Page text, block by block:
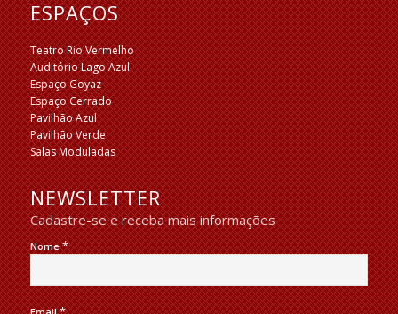
ESPAÇOS
Teatro Rio Vermelho
Auditório Lago Azul
Espaço Goyaz
Espaço Cerrado
Pavilhão Azul
Pavilhão Verde
Salas Moduladas
NEWSLETTER
Cadastre-se e receba mais informações
Nome*